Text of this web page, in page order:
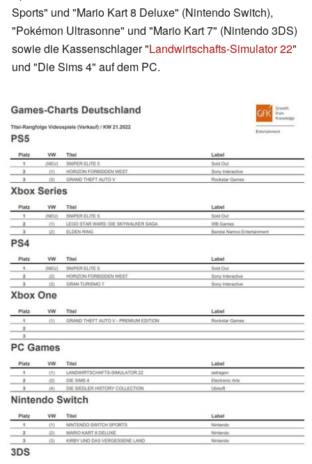
Sports" und "Mario Kart 8 Deluxe" (Nintendo Switch),
"Pokémon Ultrasonne" und "Mario Kart 7" (Nintendo 3DS)
sowie die Kassenschlager "Landwirtschafts-Simulator 22"
und "Die Sims 4" auf dem PC.